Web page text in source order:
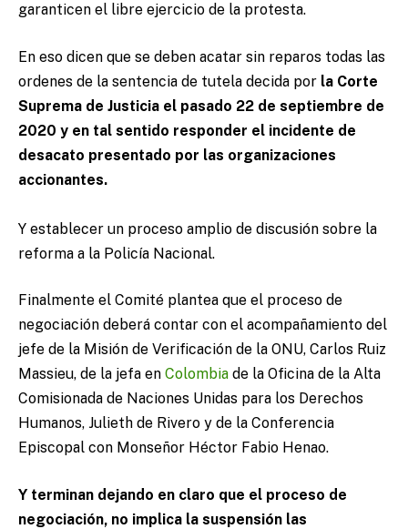
garanticen el libre ejercicio de la protesta.
En eso dicen que se deben acatar sin reparos todas las
ordenes de la sentencia de tutela decida por la Corte
Suprema de Justicia el pasado 22 de septiembre de
2020 y en tal sentido responder el incidente de
desacato presentado por las organizaciones
accionantes.
Y establecer un proceso amplio de discusión sobre la
reforma a la Policía Nacional.
Finalmente el Comité plantea que el proceso de
negociación deberá contar con el acompañamiento del
jefe de la Misión de Verificación de la ONU, Carlos Ruiz
Massieu, de la jefa en Colombia de la Oficina de la Alta
Comisionada de Naciones Unidas para los Derechos
Humanos, Julieth de Rivero y de la Conferencia
Episcopal con Monseñor Héctor Fabio Henao.
Y terminan dejando en claro que el proceso de
negociación, no implica la suspensión las